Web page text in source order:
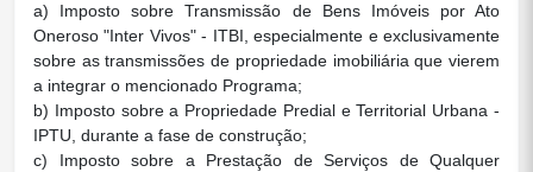
a) Imposto sobre Transmissão de Bens Imóveis por Ato
Oneroso "Inter Vivos" - ITBI, especialmente e exclusivamente
sobre as transmissões de propriedade imobiliária que vierem
a integrar o mencionado Programa;
b) Imposto sobre a Propriedade Predial e Territorial Urbana -
IPTU, durante a fase de construção;
c) Imposto sobre a Prestação de Serviços de Qualquer